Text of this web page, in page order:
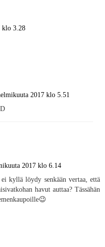
klo 3.28
2017 klo 5.51
2017 klo 6.14
kyllä löydy senkään vertaa, että
havut auttaa? Tässähän